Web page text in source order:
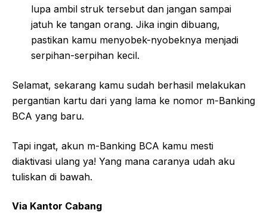
lupa ambil struk tersebut dan jangan sampai
jatuh ke tangan orang. Jika ingin dibuang,
pastikan kamu menyobek-nyobeknya menjadi
serpihan-serpihan kecil.
Selamat, sekarang kamu sudah berhasil melakukan
pergantian kartu dari yang lama ke nomor m-Banking
BCA yang baru.
Tapi ingat, akun m-Banking BCA kamu mesti
diaktivasi ulang ya! Yang mana caranya udah aku
tuliskan di bawah.
Via Kantor Cabang